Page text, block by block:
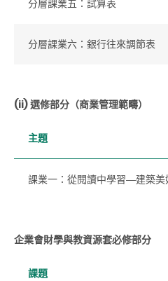
分層課業五：試算表
分層課業六：銀行往來調節表
(ii) 選修部分（商業管理範疇）
主題
課業一：從閱讀中學習―建築美
企業會財學與教資源套必修部分
課題